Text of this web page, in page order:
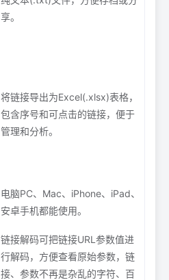
享。
将链接导出为Excel(.xlsx)表格，
包含序号和可点击的链接，便于
管理和分析。
电脑PC、Mac、iPhone、iPad、
安卓手机都能使用。
链接解码可把链接URL参数值进
行解码，方便查看原始参数，链
接、参数不再是杂乱的字符、百